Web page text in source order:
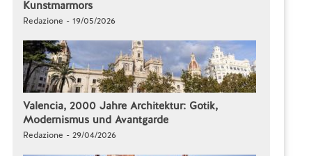
Kunstmarmors
Redazione - 19/05/2026
Valencia, 2000 Jahre Architektur: Gotik,
Modernismus und Avantgarde
Redazione - 29/04/2026